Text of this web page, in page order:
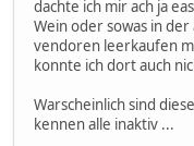
dachte ich mir ach ja
Wein oder sowas in
vendoren leerkaufen
konnte ich dort auch
Warscheinlich sind
kennen alle inaktiv ...